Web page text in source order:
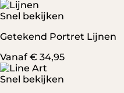
Snel bekijken
Getekend Portret Lijnen
Vanaf € 34,95
Snel bekijken